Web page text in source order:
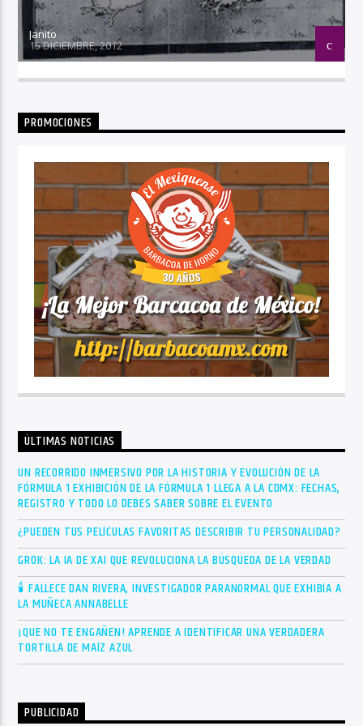
Janito
15 DICIEMBRE, 2012
PROMOCIONES
ÚLTIMAS NOTICIAS
UN RECORRIDO INMERSIVO POR LA HISTORIA Y EVOLUCIÓN DE LA
FÓRMULA 1 EXHIBICIÓN DE LA FÓRMULA 1 LLEGA A LA CDMX: FECHAS,
REGISTRO Y TODO LO DEBES SABER SOBRE EL EVENTO
¿PUEDEN TUS PELÍCULAS FAVORITAS DESCRIBIR TU PERSONALIDAD?
GROK: LA IA DE XAI QUE REVOLUCIONA LA BÚSQUEDA DE LA VERDAD
🕯 FALLECE DAN RIVERA, INVESTIGADOR PARANORMAL QUE EXHIBÍA A
LA MUÑECA ANNABELLE
¡QUE NO TE ENGAÑEN! APRENDE A IDENTIFICAR UNA VERDADERA
TORTILLA DE MAÍZ AZUL
PUBLICIDAD